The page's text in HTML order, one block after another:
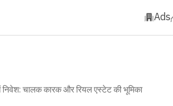
Ads
चालक कारक और रियल एस्टेट की भूमिका